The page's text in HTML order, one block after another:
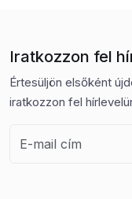
Iratkozzon fel
Értesüljön elsőként
iratkozzon fel